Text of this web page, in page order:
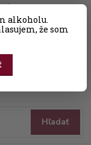
alkoholu.
že som
Hľadať
za0,00 EUR